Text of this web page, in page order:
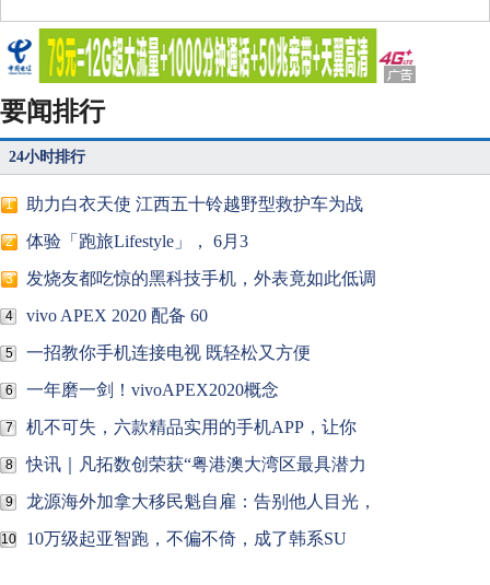
要闻排行
24小时排行
1 助力白衣天使 江西五十铃越野型救护车为战
2 体验「跑旅Lifestyle」， 6月3
3 发烧友都吃惊的黑科技手机，外表竟如此低调
4 vivo APEX 2020 配备 60
5 一招教你手机连接电视 既轻松又方便
6 一年磨一剑！vivoAPEX2020概念
7 机不可失，六款精品实用的手机APP，让你
8 快讯｜凡拓数创荣获“粤港澳大湾区最具潜力
9 龙源海外加拿大移民魁自雇：告别他人目光，
10 10万级起亚智跑，不偏不倚，成了韩系SU